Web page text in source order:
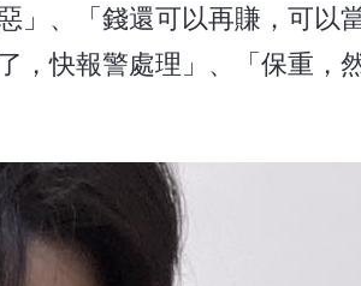
」、「錢還可以再賺，可以
，快報警處理」、「保重，